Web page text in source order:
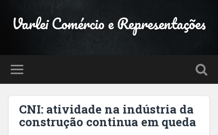
Varlei Comércio e Representações
CNI: atividade na indústria da
construção continua em queda